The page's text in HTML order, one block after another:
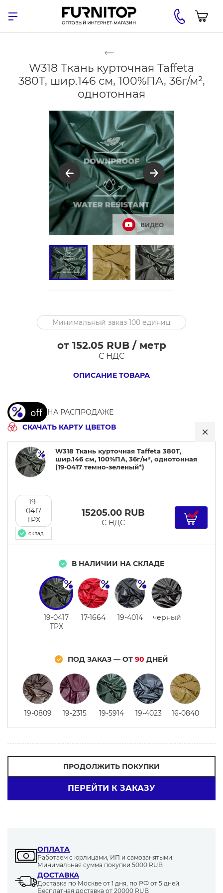
W318 Ткань курточная Taffeta
380T, шир.146 см, 100%ПА, 36г/м²,
однотонная
ВИДЕО
W318
Ткань
курточная
100%ПА,
36г/
м²,
однотонная
Минимальный заказ 100 единиц
от 152.05 RUB / метр
С НДС
ОПИСАНИЕ ТОВАРА
НА РАСПРОДАЖЕ
СКАЧАТЬ КАРТУ ЦВЕТОВ
W318 Ткань курточная Taffeta 380T,
шир.146 см, 100%ПА, 36г/м², однотонная
(19-0417 темно-зеленый*)
19-
0417
TPX
склад
15205.00 RUB
С НДС
В НАЛИЧИИ НА СКЛАДЕ
19-0417
TPX
17-1664 19-4014 черный
ПОД ЗАКАЗ — ОТ 90 ДНЕЙ
19-0809 19-2315 19-5914 19-4023 16-0840
ПРОДОЛЖИТЬ ПОКУПКИ
ПЕРЕЙТИ К ЗАКАЗУ
ОПЛАТА
Работаем с юрлицами, ИП и самозанятыми.
Минимальная сумма покупки 5000 RUB
ДОСТАВКА
Доставка по Москве от 1 дня, по РФ от 5 дней.
Бесплатная доставка от 20000 RUB